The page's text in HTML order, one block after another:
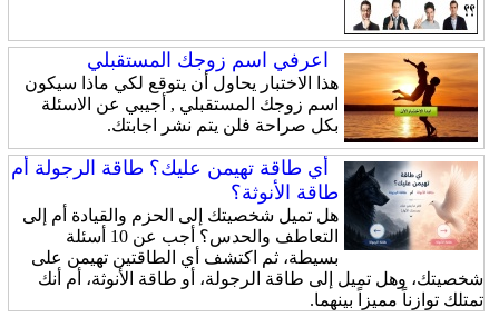
اعرفي اسم زوجك المستقبلي
هذا الاختبار يحاول أن يتوقع لكي ماذا سيكون
اسم زوجك المستقبلي , أجيبي عن الاسئلة
بكل صراحة فلن يتم نشر اجابتك.
أي طاقة تهيمن عليك؟ طاقة الرجولة أم
طاقة الأنوثة؟
هل تميل شخصيتك إلى الحزم والقيادة أم إلى
التعاطف والحدس؟ أجب عن 10 أسئلة
بسيطة، ثم اكتشف أي الطاقتين تهيمن على
شخصيتك، وهل تميل إلى طاقة الرجولة، أو طاقة الأنوثة، أم أنك
تمتلك توازناً مميزاً بينهما.